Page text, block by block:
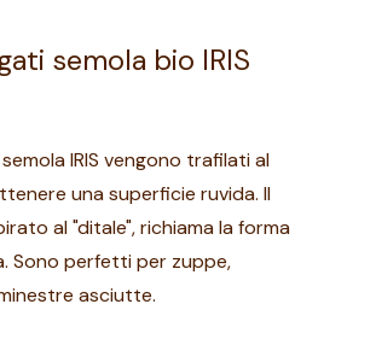
semola bio IRIS
IRIS vengono trafilati al
una superficie ruvida. Il
al "ditale", richiama la forma
Sono perfetti per zuppe,
asciutte.